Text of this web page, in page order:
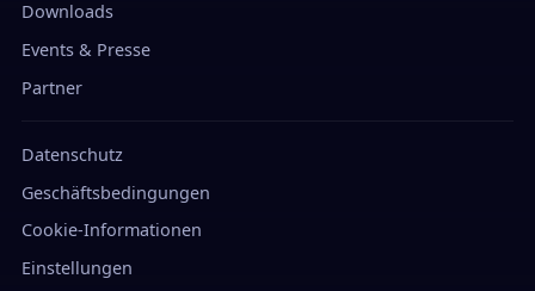
Downloads
Events & Presse
Partner
Datenschutz
Geschäftsbedingungen
Cookie-Informationen
Einstellungen